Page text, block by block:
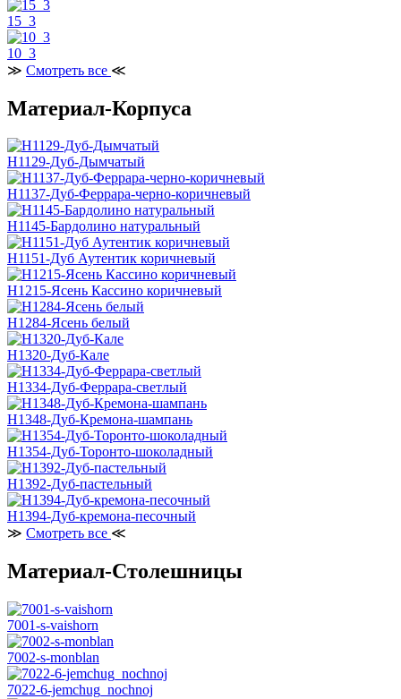
15_3
10_3
≫ Смотреть все ≪
Материал-Корпуса
H1129-Дуб-Дымчатый
H1137-Дуб-Феррара-черно-коричневый
H1145-Бардолино натуральный
H1151-Дуб Аутентик коричневый
H1215-Ясень Кассино коричневый
H1284-Ясень белый
H1320-Дуб-Кале
H1334-Дуб-Феррара-светлый
H1348-Дуб-Кремона-шампань
H1354-Дуб-Торонто-шоколадный
H1392-Дуб-пастельный
H1394-Дуб-кремона-песочный
≫ Смотреть все ≪
Материал-Столешницы
7001-s-vaishorn
7002-s-monblan
7022-6-jemchug_nochnoj